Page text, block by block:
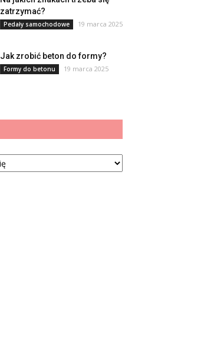
zatrzymać?
Pedały samochodowe 19 marca 2025
Jak zrobić beton do formy?
Formy do betonu 19 marca 2025